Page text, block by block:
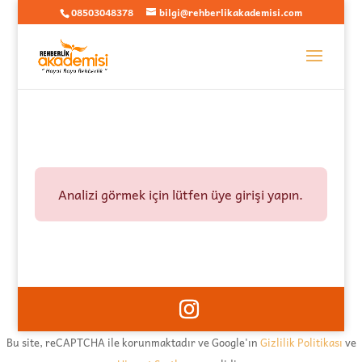
08503048378 bilgi@rehberlikakademisi.com
Analizi görmek için lütfen üye girişi yapın.
Bu site, reCAPTCHA ile korunmaktadır ve Google'ınGizlilik Politikasıve